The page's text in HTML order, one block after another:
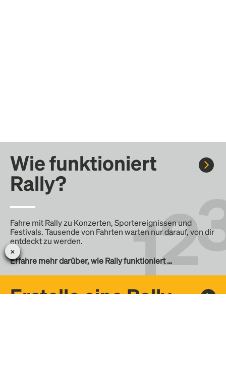
Wie funktioniert
Rally?
Fahre mit Rally zu Konzerten, Sportereignissen und
Festivals. Tausende von Fahrten warten nur darauf, von dir
entdeckt zu werden.
Erfahre mehr darüber, wie Rally funktioniert …
Erstelle eine Rally